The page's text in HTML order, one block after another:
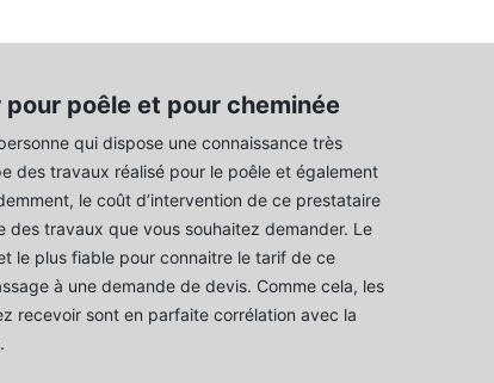
poêle et pour cheminée
qui dispose une connaissance très
des travaux réalisé pour le poêle et également
le coût d’intervention de ce prestataire
des travaux que vous souhaitez demander. Le
le plus fiable pour connaitre le tarif de ce
à une demande de devis. Comme cela, les
recevoir sont en parfaite corrélation avec la